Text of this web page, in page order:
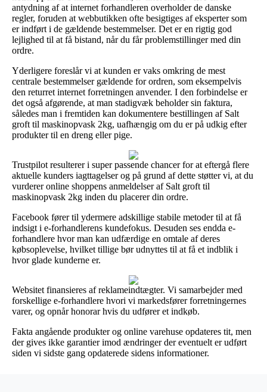
antydning af at internet forhandleren overholder de danske
regler, foruden at webbutikken ofte besigtiges af eksperter som
er indført i de gældende bestemmelser. Det er en rigtig god
lejlighed til at få bistand, når du får problemstillinger med din
ordre.
Yderligere foreslår vi at kunden er vaks omkring de mest
centrale bestemmelser gældende for ordren, som eksempelvis
den returret internet forretningen anvender. I den forbindelse er
det også afgørende, at man stadigvæk beholder sin faktura,
således man i fremtiden kan dokumentere bestillingen af Salt
groft til maskinopvask 2kg, uafhængig om du er på udkig efter
produkter til en dreng eller pige.
Trustpilot resulterer i super passende chancer for at eftergå flere
aktuelle kunders iagttagelser og på grund af dette støtter vi, at du
vurderer online shoppens anmeldelser af Salt groft til
maskinopvask 2kg inden du placerer din ordre.
Facebook fører til ydermere adskillige stabile metoder til at få
indsigt i e-forhandlerens kundefokus. Desuden ses endda e-
forhandlere hvor man kan udfærdige en omtale af deres
købsoplevelse, hvilket tillige bør udnyttes til at få et indblik i
hvor glade kunderne er.
Websitet finansieres af reklameindtægter. Vi samarbejder med
forskellige e-forhandlere hvori vi markedsfører forretningernes
varer, og opnår honorar hvis du udfører et indkøb.
Fakta angående produkter og online varehuse opdateres tit, men
der gives ikke garantier imod ændringer der eventuelt er udført
siden vi sidste gang opdaterede sidens informationer.